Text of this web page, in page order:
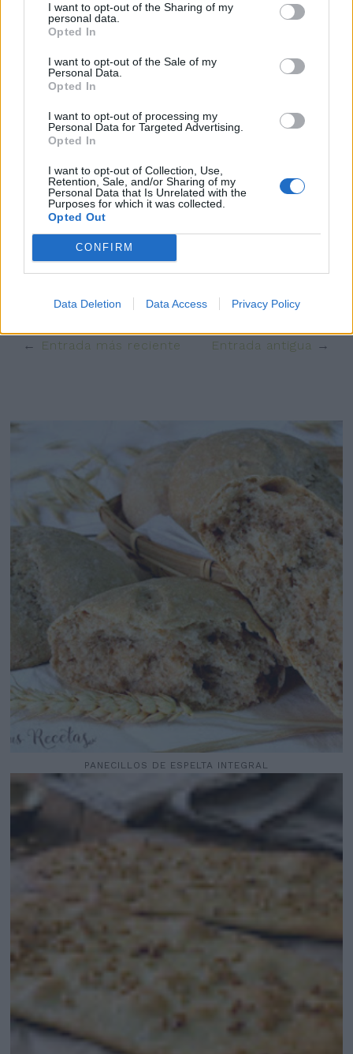
I want to opt-out of the Sharing of my
personal data.
Opted In
I want to opt-out of the Sale of my
Personal Data.
Opted In
I want to opt-out of processing my
Personal Data for Targeted Advertising.
Opted In
I want to opt-out of Collection, Use,
Retention, Sale, and/or Sharing of my
Personal Data that Is Unrelated with the
Purposes for which it was collected.
Opted Out
CONFIRM
Data Deletion Data Access Privacy Policy
¿Te ha gustado la receta?
Facebook
Twitter
Pinea esta receta
Receta guardada en :
Entrada más reciente Entrada antigua
PANECILLOS DE ESPELTA INTEGRAL